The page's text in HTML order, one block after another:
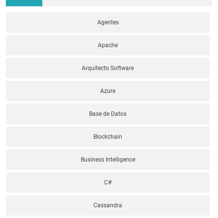
Agentes
Apache
Arquitecto Software
Azure
Base de Datos
Blockchain
Business Intelligence
C#
Cassandra